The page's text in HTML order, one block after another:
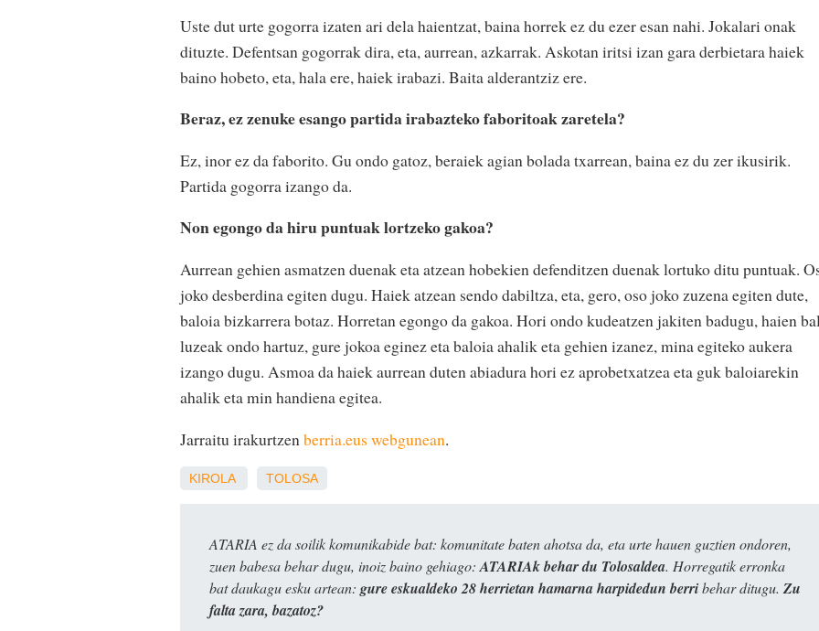
Uste dut urte gogorra izaten ari dela haientzat, baina horrek ez du ezer esan nahi. Jokalari onak
dituzte. Defentsan gogorrak dira, eta, aurrean, azkarrak. Askotan iritsi izan gara derbietara haiek
baino hobeto, eta, hala ere, haiek irabazi. Baita alderantziz ere.
Beraz, ez zenuke esango partida irabazteko faboritoak zaretela?
Ez, inor ez da faborito. Gu ondo gatoz, beraiek agian bolada txarrean, baina ez du zer ikusirik.
Partida gogorra izango da.
Non egongo da hiru puntuak lortzeko gakoa?
Aurrean gehien asmatzen duenak eta atzean hobekien defenditzen duenak lortuko ditu puntuak.
joko desberdina egiten dugu. Haiek atzean sendo dabiltza, eta, gero, oso joko zuzena egiten dute,
baloia bizkarrera botaz. Horretan egongo da gakoa. Hori ondo kudeatzen jakiten badugu, haien
luzeak ondo hartuz, gure jokoa eginez eta baloia ahalik eta gehien izanez, mina egiteko aukera
izango dugu. Asmoa da haiek aurrean duten abiadura hori ez aprobetxatzea eta guk baloiarekin
ahalik eta min handiena egitea.
Jarraitu irakurtzen berria.eus webgunean.
KIROLA TOLOSA
ATARIA ez da soilik komunikabide bat: komunitate baten ahotsa da, eta urte hauen guztien ondoren,
zuen babesa behar dugu, inoiz baino gehiago:ATARIAk behar du Tolosaldea. Horregatik erronka
bat daukagu esku artean: gure eskualdeko 28 herrietan hamarna harpidedun berribehar ditugu. Zu
falta zara, bazatoz?